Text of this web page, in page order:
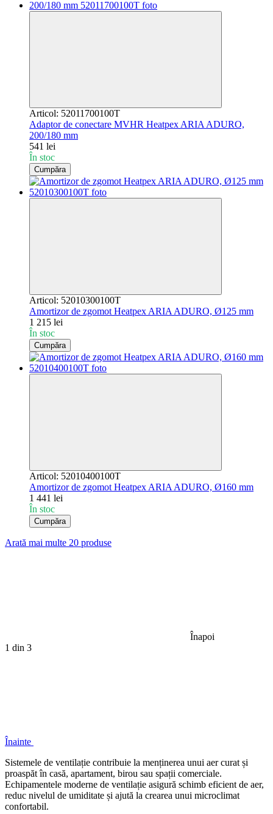
Articol: 52011700100T
Adaptor de conectare MVHR Heatpex ARIA ADURO,
200/180 mm
541 lei
În stoc
Cumpăra
Articol: 52010300100T
Amortizor de zgomot Heatpex ARIA ADURO, Ø125 mm
1 215 lei
În stoc
Cumpăra
Articol: 52010400100T
Amortizor de zgomot Heatpex ARIA ADURO, Ø160 mm
1 441 lei
În stoc
Cumpăra
Arată mai multe 20 produse
Înapoi
1 din 3
Înainte
Sistemele de ventilație contribuie la menținerea unui aer curat și
proaspăt în casă, apartament, birou sau spații comerciale.
Echipamentele moderne de ventilație asigură schimb eficient de aer,
reduc nivelul de umiditate și ajută la crearea unui microclimat
confortabil.